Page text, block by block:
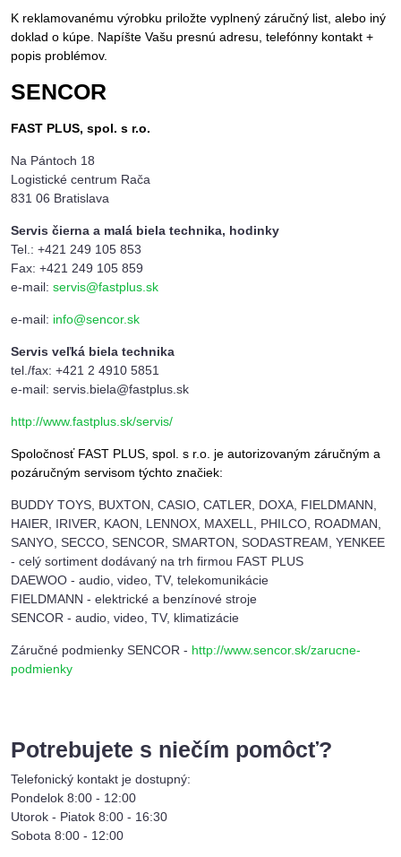
K reklamovanému výrobku priložte vyplnený záručný list, alebo iný
doklad o kúpe. Napíšte Vašu presnú adresu, telefónny kontakt +
popis problémov.
SENCOR
FAST PLUS, spol. s r.o.
Na Pántoch 18
Logistické centrum Rača
831 06 Bratislava
Servis čierna a malá biela technika, hodinky
Tel.: +421 249 105 853
Fax: +421 249 105 859
e-mail: servis@fastplus.sk
e-mail: info@sencor.sk
Servis veľká biela technika
tel./fax: +421 2 4910 5851
e-mail: servis.biela@fastplus.sk
http://www.fastplus.sk/servis/
Spoločnosť FAST PLUS, spol. s r.o. je autorizovaným záručným a
pozáručným servisom týchto značiek:
BUDDY TOYS, BUXTON, CASIO, CATLER, DOXA, FIELDMANN,
HAIER, IRIVER, KAON, LENNOX, MAXELL, PHILCO, ROADMAN,
SANYO, SECCO, SENCOR, SMARTON, SODASTREAM, YENKEE
- celý sortiment dodávaný na trh firmou FAST PLUS
DAEWOO - audio, video, TV, telekomunikácie
FIELDMANN - elektrické a benzínové stroje
SENCOR - audio, video, TV, klimatizácie
Záručné podmienky SENCOR - http://www.sencor.sk/zarucne-
podmienky
Potrebujete s niečím pomôcť?
Telefonický kontakt je dostupný:
Pondelok 8:00 - 12:00
Utorok - Piatok 8:00 - 16:30
Sobota 8:00 - 12:00